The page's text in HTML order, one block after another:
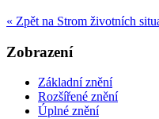
« Zpět na Strom životních
Zobrazení
Základní znění
Rozšířené znění
Úplné znění